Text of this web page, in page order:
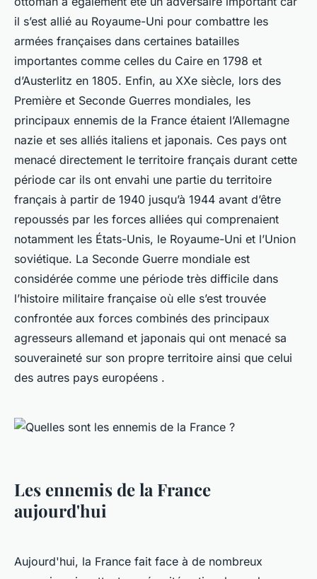
il s’est allié au Royaume-Uni pour combattre les
armées françaises dans certaines batailles
importantes comme celles du Caire en 1798 et
d’Austerlitz en 1805. Enfin, au XXe siècle, lors des
Première et Seconde Guerres mondiales, les
principaux ennemis de la France étaient l’Allemagne
nazie et ses alliés italiens et japonais. Ces pays ont
menacé directement le territoire français durant cette
période car ils ont envahi une partie du territoire
français à partir de 1940 jusqu’à 1944 avant d’être
repoussés par les forces alliées qui comprenaient
notamment les États-Unis, le Royaume-Uni et l’Union
soviétique. La Seconde Guerre mondiale est
considérée comme une période très difficile dans
l’histoire militaire française où elle s’est trouvée
confrontée aux forces combinés des principaux
agresseurs allemand et japonais qui ont menacé sa
souveraineté sur son propre territoire ainsi que celui
des autres pays européens .
Les ennemis de la France
aujourd'hui
Aujourd'hui, la France fait face à de nombreux